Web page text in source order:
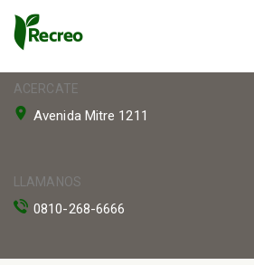
ACERCATE
Avenida Mitre 1211
LLAMANOS
0810-268-6666